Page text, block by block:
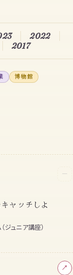
2022
2017
博物館
ャッチしよ
ュニア講座）
─
↗